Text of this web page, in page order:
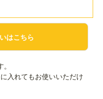
はこちら
入れてもお使いいただけ